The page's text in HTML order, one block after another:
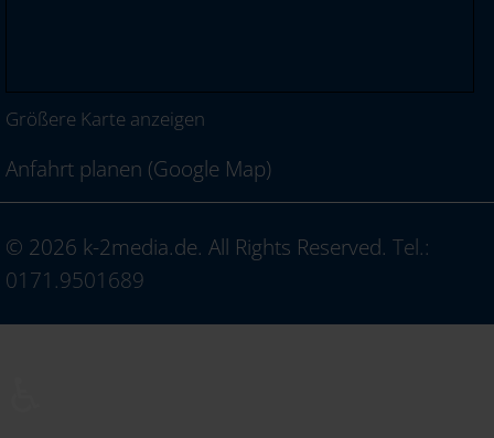
Größere Karte anzeigen
Anfahrt planen (Google Map)
© 2026 k-2media.de. All Rights Reserved. Tel.:
0171.9501689